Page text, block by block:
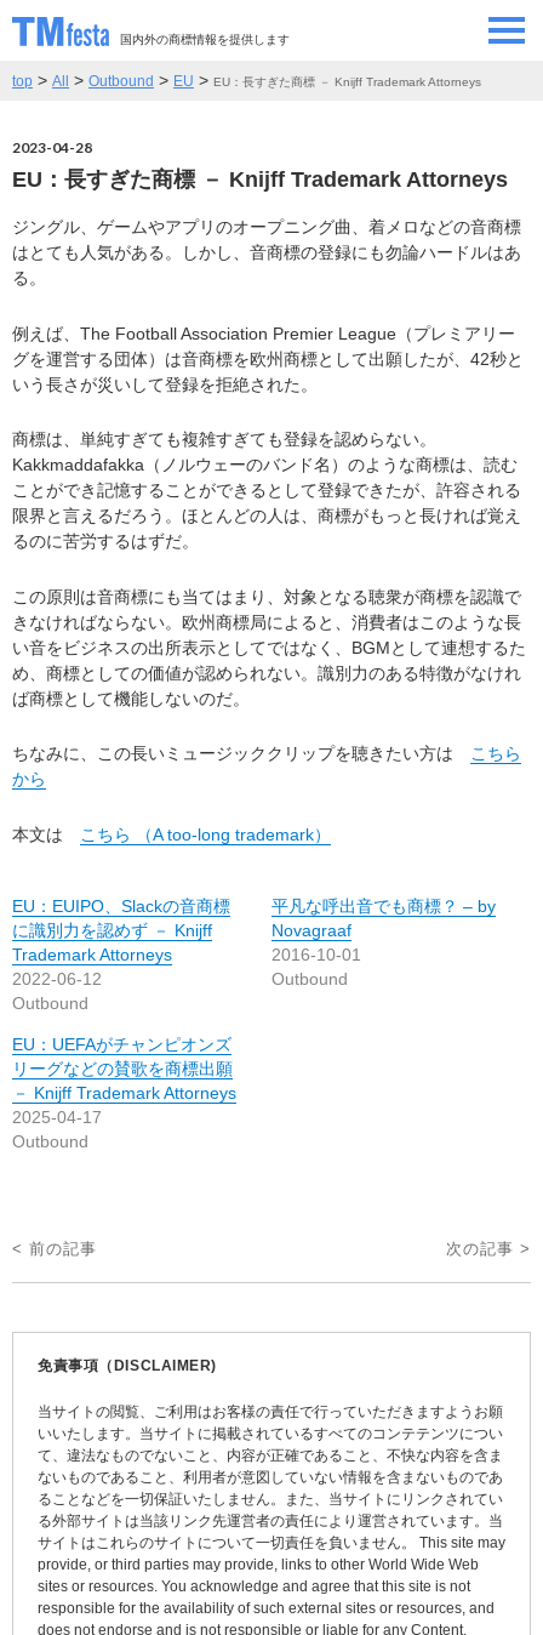
国内外の商標情報を提供します
SEMINAR/EVENT
ABOUT
top > All > Outbound > EU > EU：長すぎた商標 － Knijff Trademark Attorneys
2023-04-28
EU：長すぎた商標 － Knijff Trademark Attorneys
ジングル、ゲームやアプリのオープニング曲、着メロなどの音商標
はとても人気がある。しかし、音商標の登録にも勿論ハードルはあ
る。
例えば、The Football Association Premier League（プレミアリー
グを運営する団体）は音商標を欧州商標として出願したが、42秒と
いう長さが災いして登録を拒絶された。
商標は、単純すぎても複雑すぎても登録を認めらない。
Kakkmaddafakka（ノルウェーのバンド名）のような商標は、読む
ことができ記憶することができるとして登録できたが、許容される
限界と言えるだろう。ほとんどの人は、商標がもっと長ければ覚え
るのに苦労するはずだ。
この原則は音商標にも当てはまり、対象となる聴衆が商標を認識で
きなければならない。欧州商標局によると、消費者はこのような長
い音をビジネスの出所表示としてではなく、BGMとして連想するた
め、商標としての価値が認められない。識別力のある特徴がなけれ
ば商標として機能しないのだ。
ちなみに、この長いミュージッククリップを聴きたい方は
こちら
から
本文は こちら （A too-long trademark）
EU：EUIPO、Slackの音商標
に識別力を認めず － Knijff
Trademark Attorneys
2022-06-12
Outbound
平凡な呼出音でも商標？ – by
Novagraaf
2016-10-01
Outbound
EU：UEFAがチャンピオンズ
リーグなどの賛歌を商標出願
－ Knijff Trademark Attorneys
2025-04-17
Outbound
投
稿
< 前の記事 次の記事 >
免責事項（DISCLAIMER)
当サイトの閲覧、ご利用はお客様の責任で行っていただきますようお願
いいたします。当サイトに掲載されているすべてのコンテテンツについ
て、違法なものでないこと、内容が正確であること、不快な内容を含ま
ないものであること、利用者が意図していない情報を含まないものであ
ることなどを一切保証いたしません。また、当サイトにリンクされてい
る外部サイトは当該リンク先運営者の責任により運営されています。当
サイトはこれらのサイトについて一切責任を負いません。 This site may
provide, or third parties may provide, links to other World Wide Web
sites or resources. You acknowledge and agree that this site is not
responsible for the availability of such external sites or resources, and
does not endorse and is not responsible or liable for any Content,